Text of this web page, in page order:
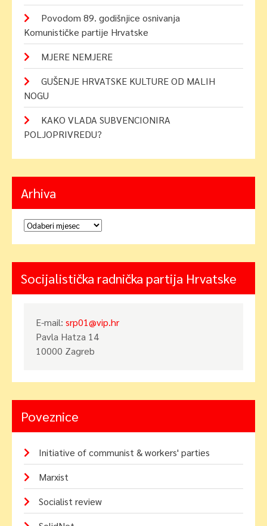
Povodom 89. godišnjice osnivanja
Komunističke partije Hrvatske
MJERE NEMJERE
GUŠENJE HRVATSKE KULTURE OD MALIH
NOGU
KAKO VLADA SUBVENCIONIRA
POLJOPRIVREDU?
Arhiva
Arhiva
Socijalistička radnička partija Hrvatske
E-mail: srp01@vip.hr
Pavla Hatza 14
10000 Zagreb
Poveznice
Initiative of communist & workers' parties
Marxist
Socialist review